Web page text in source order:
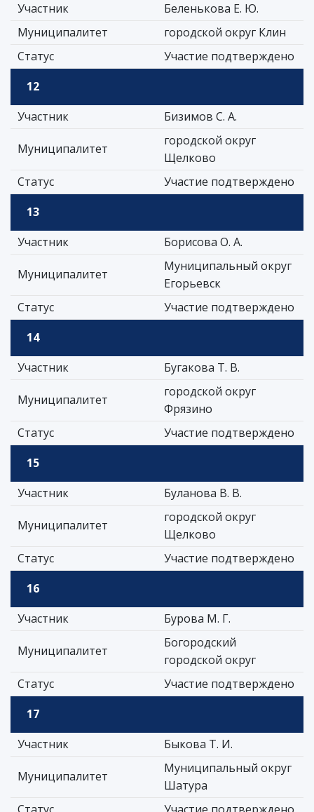
Участник
Беленькова Е. Ю.
Муниципалитет
городской округ Клин
Статус
Участие подтверждено
12
Участник
Бизимов С. А.
Муниципалитет
городской округ
Щелково
Статус
Участие подтверждено
13
Участник
Борисова О. А.
Муниципалитет
Муниципальный округ
Егорьевск
Статус
Участие подтверждено
14
Участник
Бугакова Т. В.
Муниципалитет
городской округ
Фрязино
Статус
Участие подтверждено
15
Участник
Буланова В. В.
Муниципалитет
городской округ
Щелково
Статус
Участие подтверждено
16
Участник
Бурова М. Г.
Муниципалитет
Богородский
городской округ
Статус
Участие подтверждено
17
Участник
Быкова Т. И.
Муниципалитет
Муниципальный округ
Шатура